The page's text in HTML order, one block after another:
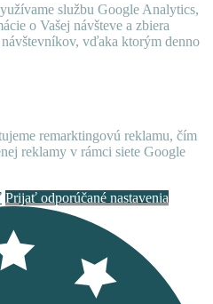
službu Google Analytics,
o Vašej návšteve a zbiera
vďaka ktorým denno
remarktingovú reklamu, čím
reklamy v rámci siete Google
Prijať odporúčané nastavenia